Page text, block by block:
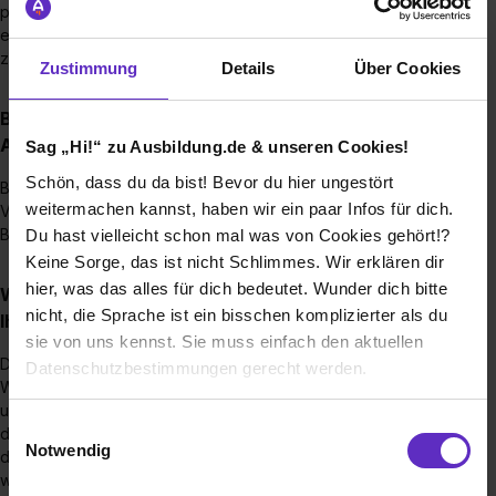
Zustimmung Details Über Cookies
Sag „Hi!“ zu Ausbildung.de & unseren Cookies!
Schön, dass du da bist! Bevor du hier ungestört
weitermachen kannst, haben wir ein paar Infos für dich.
Du hast vielleicht schon mal was von Cookies gehört!?
Keine Sorge, das ist nicht Schlimmes. Wir erklären dir
hier, was das alles für dich bedeutet. Wunder dich bitte
nicht, die Sprache ist ein bisschen komplizierter als du
sie von uns kennst. Sie muss einfach den aktuellen
Datenschutzbestimmungen gerecht werden.
Einwilligungsauswahl
Notwendig
persönlichen Gespräch ein. Bereits im Gespräch erhalten Sie
ein erstes Feedback sowie Informationen zum weiteren
zeitlichen Ablauf.
Bis wann muss man sich für einen
Ausbildungsplatz bewerben?
Bewerben Sie sich vorzugsweise bis Dezember des
Vorjahres. Beginnt Ihre Ausbildung im August 2027, sollte Ihre
Bewerbung spätestens bis Dezember 2026 eingehen.
Wie viele Ausbildungsstellen werden jährlich bei
Ihnen ausgeschrieben?
Die Anzahl der Ausbildungsstellen variiert von Jahr zu Jahr.
Wir bilden gezielt nach unserem tatsächlichen Bedarf aus
und führen dafür eine vorausschauende Planung durch. Auf
dieser Basis legen wir fest, wie viele Ausbildungsplätze in
den jeweiligen Berufen im kommenden Jahr angeboten
werden.